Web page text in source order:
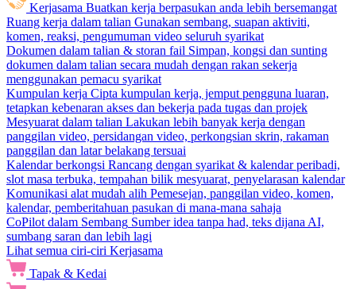
Kerjasama Buatkan kerja berpasukan anda lebih bersemangat
Ruang kerja dalam talian Gunakan sembang, suapan aktiviti,
komen, reaksi, pengumuman video seluruh syarikat
Dokumen dalam talian & storan fail Simpan, kongsi dan sunting
dokumen dalam talian secara mudah dengan rakan sekerja
menggunakan pemacu syarikat
Kumpulan kerja Cipta kumpulan kerja, jemput pengguna luaran,
tetapkan kebenaran akses dan bekerja pada tugas dan projek
Mesyuarat dalam talian Lakukan lebih banyak kerja dengan
panggilan video, persidangan video, perkongsian skrin, rakaman
panggilan dan latar belakang tersuai
Kalendar berkongsi Rancang dengan syarikat & kalendar peribadi,
slot masa terbuka, tempahan bilik mesyuarat, penyelarasan kalendar
Komunikasi alat mudah alih Pemesejan, panggilan video, komen,
kalendar, pemberitahuan pasukan di mana-mana sahaja
CoPilot dalam Sembang Sumber idea tanpa had, teks dijana AI,
sumbang saran dan lebih lagi
Lihat semua ciri-ciri Kerjasama
Tapak & Kedai